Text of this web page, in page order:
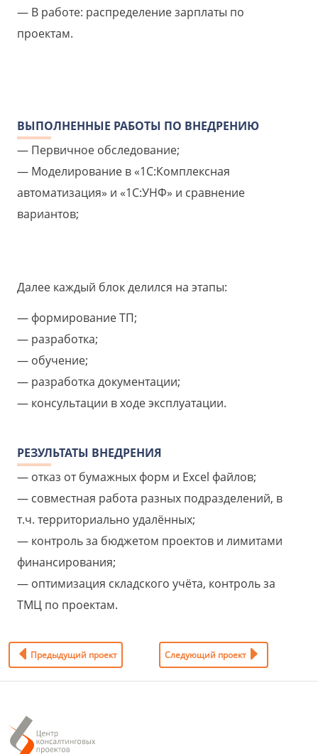
В работе: распределение зарплаты по
проектам.
ВЫПОЛНЕННЫЕ РАБОТЫ ПО ВНЕДРЕНИЮ
Первичное обследование;
Моделирование в «1С:Комплексная
автоматизация» и «1С:УНФ» и сравнение
вариантов;
Далее каждый блок делился на этапы:
формирование ТП;
разработка;
обучение;
разработка документации;
консультации в ходе эксплуатации.
РЕЗУЛЬТАТЫ ВНЕДРЕНИЯ
отказ от бумажных форм и Excel файлов;
совместная работа разных подразделений, в
т.ч. территориально удалённых;
контроль за бюджетом проектов и лимитами
финансирования;
оптимизация складского учёта, контроль за
ТМЦ по проектам.
Предыдущий проект Следующий проект